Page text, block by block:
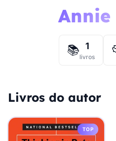
Annie
📚 1
livros
Livros do autor
TOP